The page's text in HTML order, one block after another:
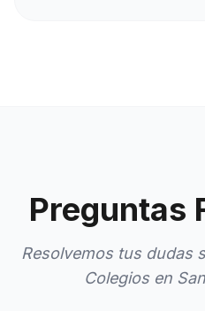
Preguntas
Resolvemos tus dudas
Colegios en